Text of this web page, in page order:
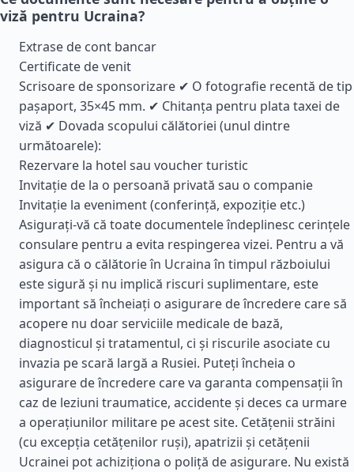
viză pentru Ucraina?
Extrase de cont bancar
Certificate de venit
Scrisoare de sponsorizare ✔ O fotografie recentă de tip
pașaport, 35×45 mm. ✔ Chitanța pentru plata taxei de
viză ✔ Dovada scopului călătoriei (unul dintre
următoarele):
Rezervare la hotel sau voucher turistic
Invitație de la o persoană privată sau o companie
Invitație la eveniment (conferință, expoziție etc.)
Asigurați-vă că toate documentele îndeplinesc cerințele
consulare pentru a evita respingerea vizei. Pentru a vă
asigura că o călătorie în Ucraina în timpul războiului
este sigură și nu implică riscuri suplimentare, este
important să încheiați o asigurare de încredere care să
acopere nu doar serviciile medicale de bază,
diagnosticul și tratamentul, ci și riscurile asociate cu
invazia pe scară largă a Rusiei. Puteți încheia o
asigurare de încredere care va garanta compensații în
caz de leziuni traumatice, accidente și deces ca urmare
a operațiunilor militare pe acest site. Cetățenii străini
(cu excepția cetățenilor ruși), apatrizii și cetățenii
Ucrainei pot achiziționa o poliță de asigurare. Nu există